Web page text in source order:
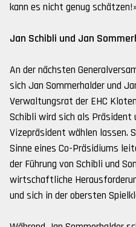
kann es nicht genug
Jan Schibli und Jan
An der nächsten
sich Jan Sommerhalder und
Verwaltungsrat der EHC
Schibli wird sich als Präsident
Vizepräsident wählen lassen.
Sinne eines Co-Präsidiums
der Führung von Schibli und
wirtschaftliche
und sich in der obersten